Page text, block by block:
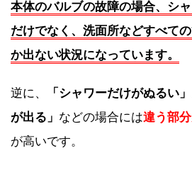
本体のバルブの故障の場合、シ
だけでなく、洗面所などすべて
か出ない状況になっています。
逆に、
「シャワーだけがぬるい
が出る」 などの場合には違う部
が高いです。